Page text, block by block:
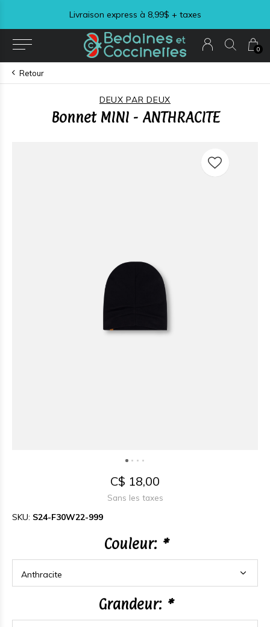
0
Livraison express à 8,99$ + taxes
Retour
DEUX PAR DEUX
Bonnet MINI - ANTHRACITE
C$ 18,00
Sans les taxes
SKU: S24-F30W22-999
Couleur: *
Grandeur: *